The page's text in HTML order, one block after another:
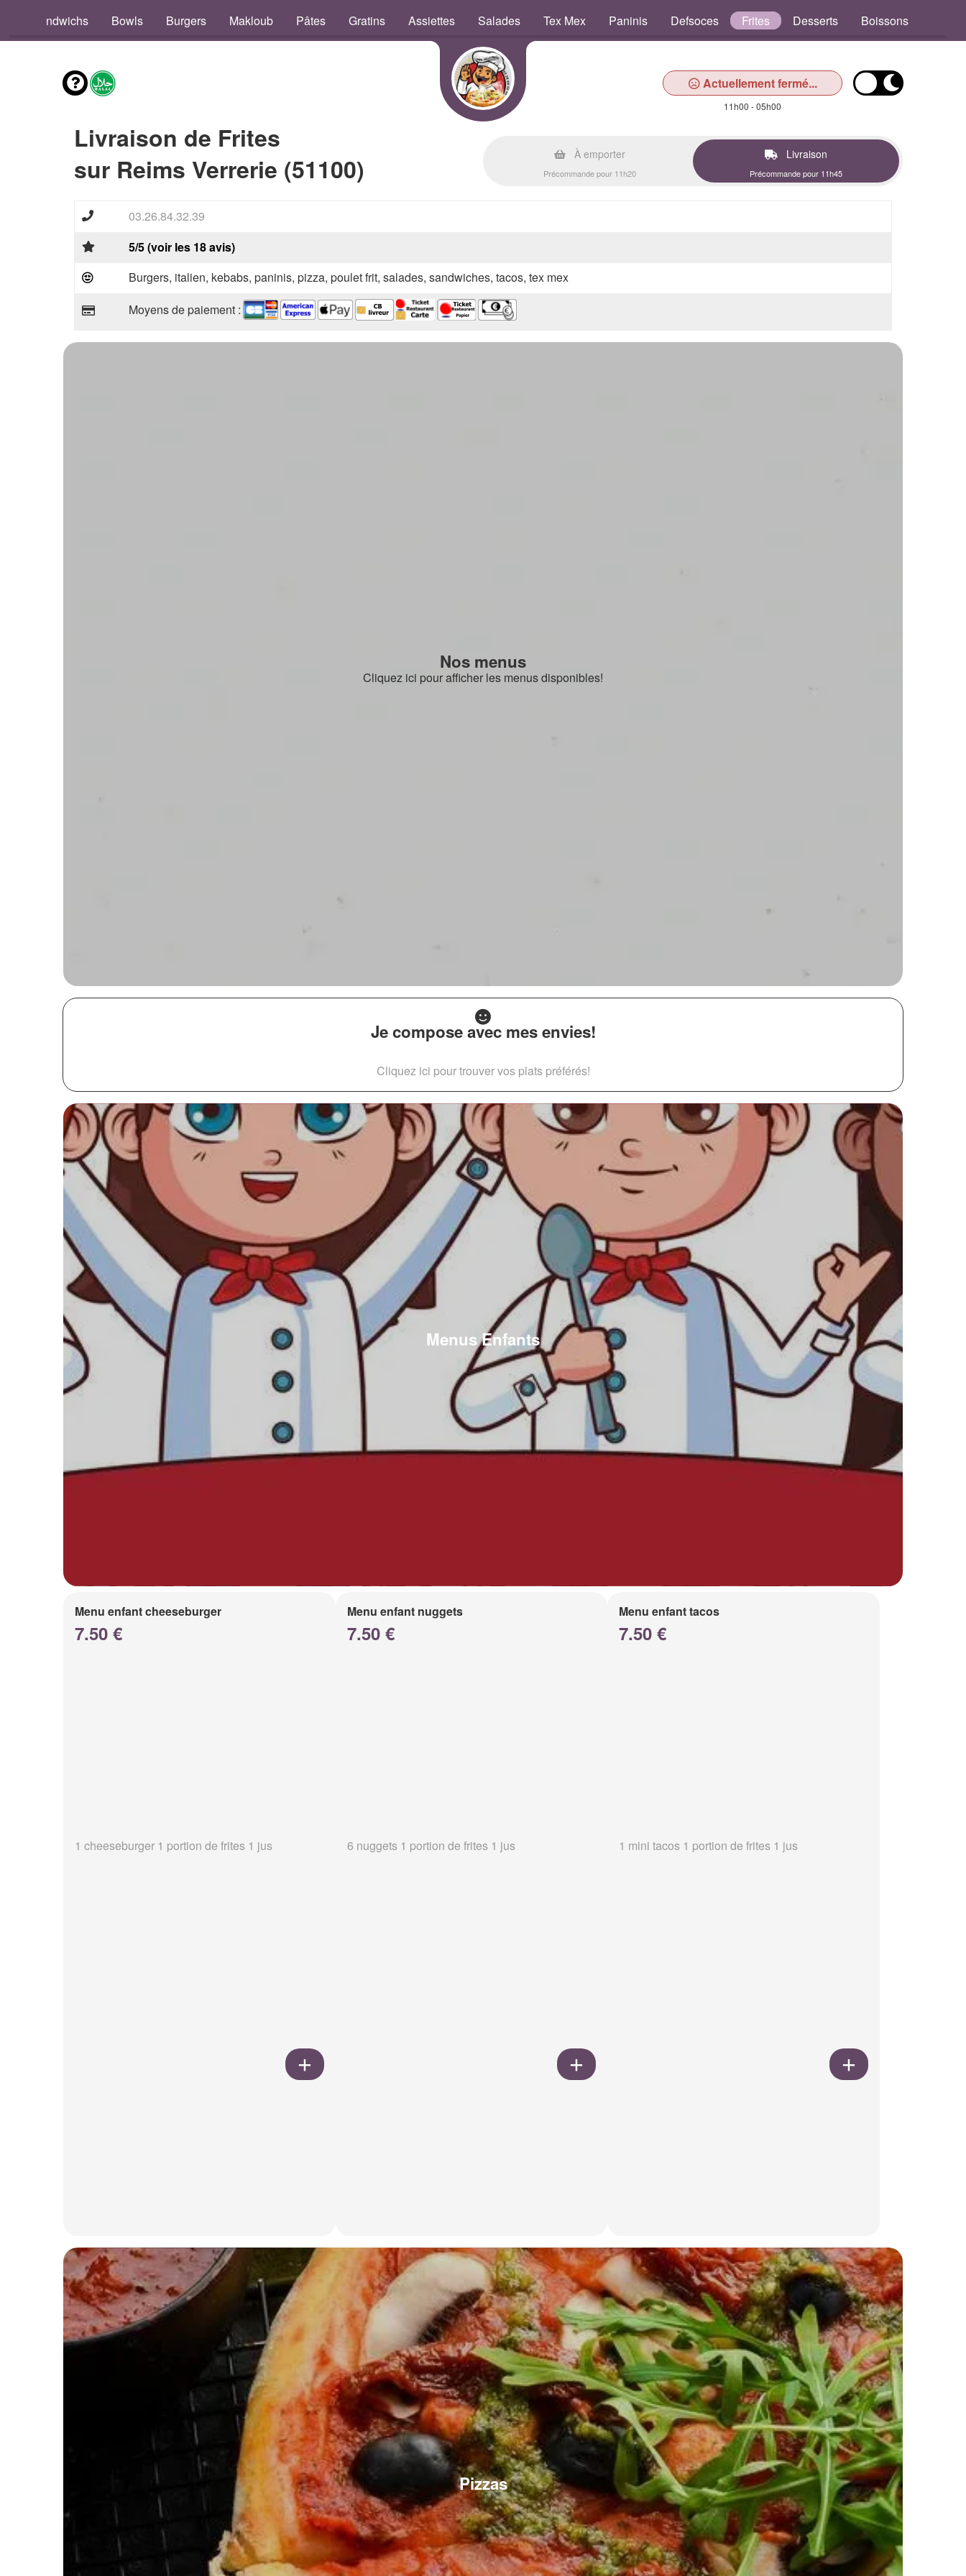
Sandwichs Bowls Burgers Makloub Pâtes Gratins Assiettes Salades Tex Mex Paninis Defsoces Frites Desserts Boissons
Actuellement fermé...
11h00 - 05h00
Livraison de Frites
sur Reims Verrerie (51100)
À emporter
Précommande pour 11h20
Livraison
Précommande pour 11h45
03.26.84.32.39
5/5 (voir les 18 avis)
Burgers, italien, kebabs, paninis, pizza, poulet frit, salades, sandwiches, tacos, tex mex
Moyens de paiement :
Nos menus
Cliquez ici pour afficher les menus disponibles!
Je compose avec mes envies!
Cliquez ici pour trouver vos plats préférés!
Menus Enfants
Menu enfant cheeseburger
7.50 €
1 cheeseburger 1 portion de frites 1 jus
Menu enfant nuggets
7.50 €
6 nuggets 1 portion de frites 1 jus
Menu enfant tacos
7.50 €
1 mini tacos 1 portion de frites 1 jus
Pizzas